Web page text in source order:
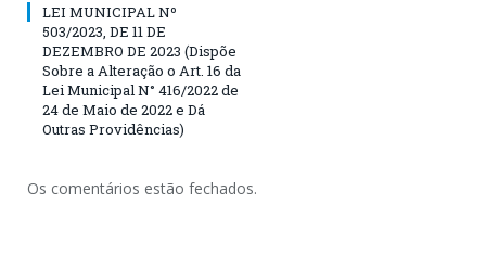
LEI MUNICIPAL Nº
503/2023, DE 11 DE
DEZEMBRO DE 2023 (Dispõe
Sobre a Alteração o Art. 16 da
Lei Municipal N° 416/2022 de
24 de Maio de 2022 e Dá
Outras Providências)
Os comentários estão fechados.